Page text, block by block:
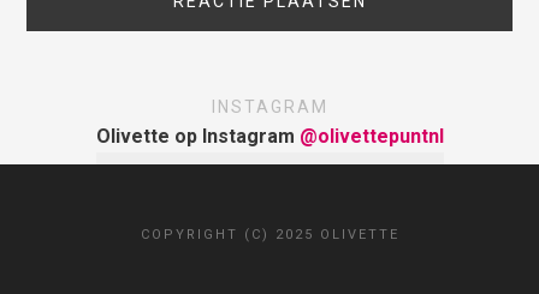
INSTAGRAM
Olivette op Instagram @olivettepuntnl
COPYRIGHT (C) 2025 OLIVETTE